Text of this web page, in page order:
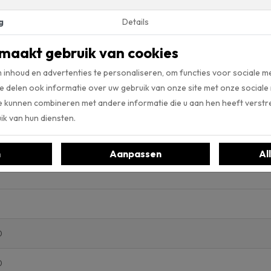
reiniging. Slechts regelmatig stofzuigen en afnemen met een
wij in onze winkelintensief reinigervan Co-Pro. Deze ontvet uw
van vloerenmerk Ambiant. Met de Artificial Intelligence
ruimte, deze te uploaden en de gewenste vloer uit de
vloerenmerk Ambiant ook in onze webshop bekijken.
Details
gebruik van cookies
inhoud en advertenties te personaliseren, om functies voor sociale
delen ook informatie over uw gebruik van onze site met onze
kunnen combineren met andere informatie die u aan hen heeft
van hun diensten.
Aanpassen